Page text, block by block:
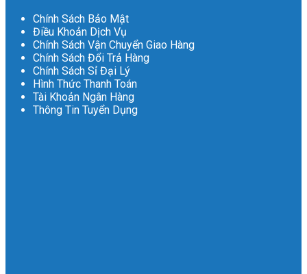
Chính Sách Bảo Mật
Điều Khoản Dịch Vụ
Chính Sách Vận Chuyển Giao Hàng
Chính Sách Đổi Trả Hàng
Chính Sách Sỉ Đại Lý
Hình Thức Thanh Toán
Tài Khoản Ngân Hàng
Thông Tin Tuyển Dụng